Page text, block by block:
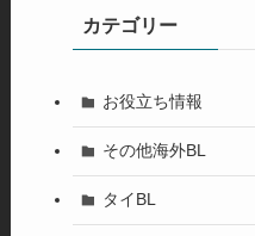
カテゴリー
お役立ち情報
その他海外BL
タイBL